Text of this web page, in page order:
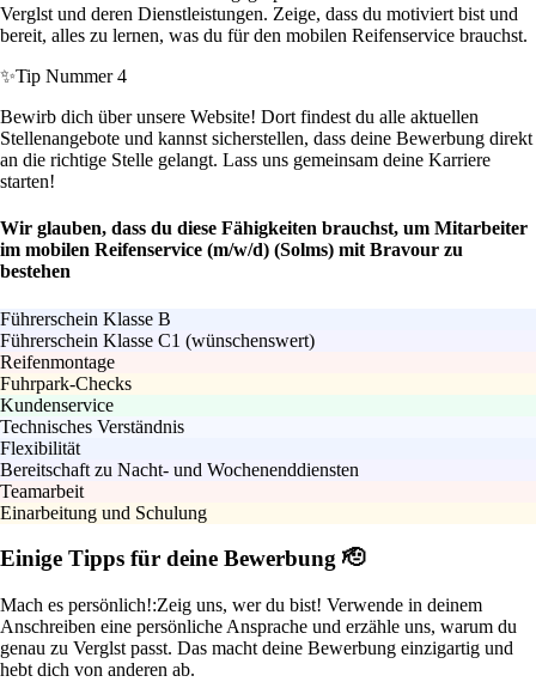
Verglst und deren Dienstleistungen. Zeige, dass du motiviert bist und
bereit, alles zu lernen, was du für den mobilen Reifenservice brauchst.
✨Tip Nummer 4
Bewirb dich über unsere Website! Dort findest du alle aktuellen
Stellenangebote und kannst sicherstellen, dass deine Bewerbung direkt
an die richtige Stelle gelangt. Lass uns gemeinsam deine Karriere
starten!
Wir glauben, dass du diese Fähigkeiten brauchst, um Mitarbeiter
im mobilen Reifenservice (m/w/d) (Solms) mit Bravour zu
bestehen
Führerschein Klasse B
Führerschein Klasse C1 (wünschenswert)
Reifenmontage
Fuhrpark-Checks
Kundenservice
Technisches Verständnis
Flexibilität
Bereitschaft zu Nacht- und Wochenenddiensten
Teamarbeit
Einarbeitung und Schulung
Einige Tipps für deine Bewerbung 🫡
Mach es persönlich!:Zeig uns, wer du bist! Verwende in deinem
Anschreiben eine persönliche Ansprache und erzähle uns, warum du
genau zu Verglst passt. Das macht deine Bewerbung einzigartig und
hebt dich von anderen ab.